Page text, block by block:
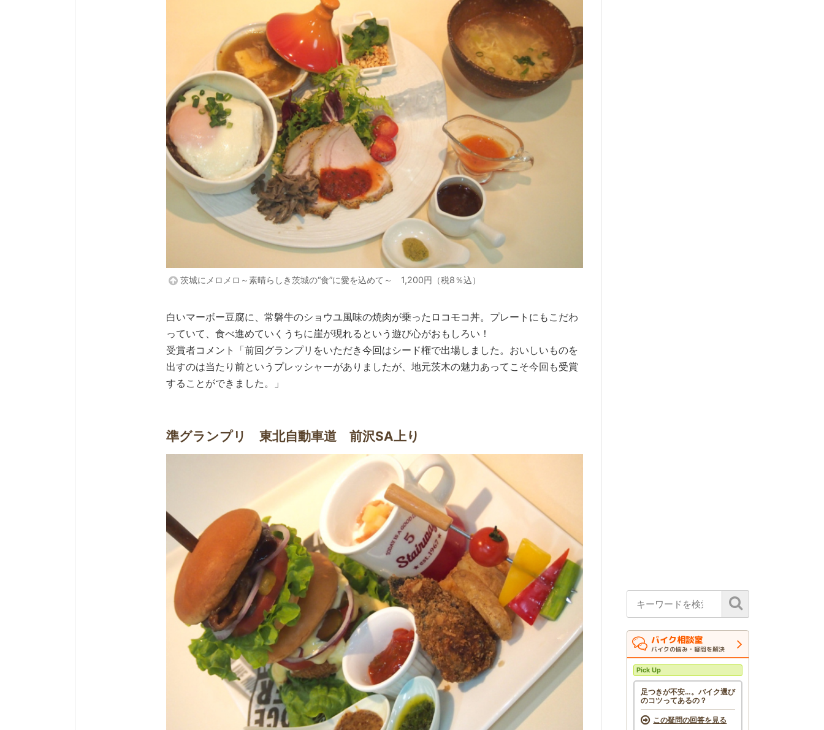
茨城にメロメロ～素晴らしき茨城の“食”に愛を込めて～ 1,200円（税8％込）
白いマーボー豆腐に、常磐牛のショウユ風味の焼肉が乗ったロコモコ丼。プレートにもこだわ
っていて、食べ進めていくうちに崖が現れるという遊び心がおもしろい！
受賞者コメント「前回グランプリをいただき今回はシード権で出場しました。おいしいものを
出すのは当たり前というプレッシャーがありましたが、地元茨木の魅力あってこそ今回も受賞
することができました。」
準グランプリ 東北自動車道 前沢SA上り
バイク相談室
バイクの悩み・疑問を解決
Pick Up
足つきが不安…。バイク選び
のコツってあるの？
この疑問の回答を見る